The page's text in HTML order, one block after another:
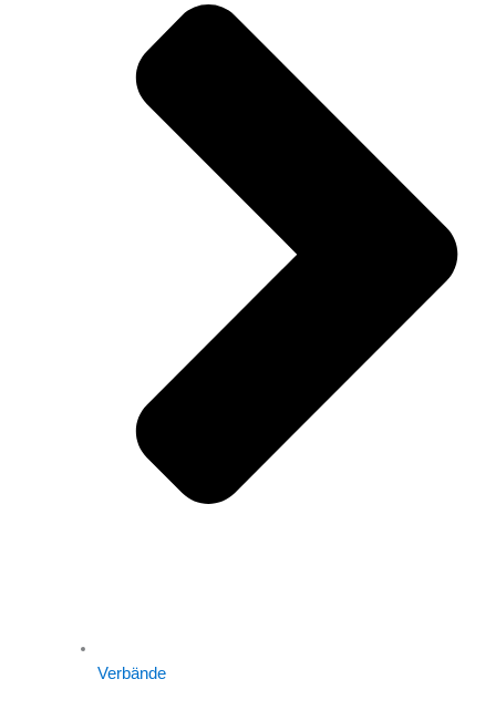
Verbände